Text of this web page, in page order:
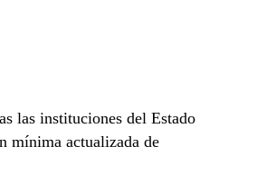
las instituciones del Estado
mínima actualizada de